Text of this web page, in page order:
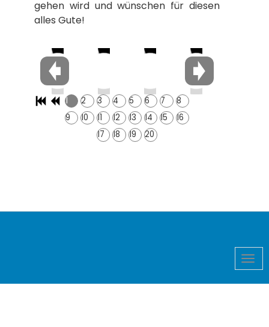
gehen wird und wünschen für diesen
alles Gute!
1 2 3 4 5 6 7
8
9
10 11 12 13 14 15
16
17
18 19 20